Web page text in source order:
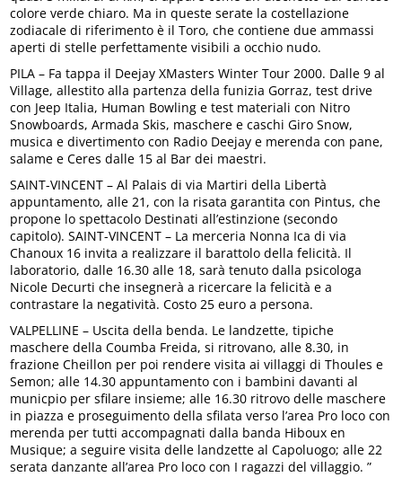
colore verde chiaro. Ma in queste serate la costellazione
zodiacale di riferimento è il Toro, che contiene due ammassi
aperti di stelle perfettamente visibili a occhio nudo.
PILA – Fa tappa il Deejay XMasters Winter Tour 2000. Dalle 9 al
Village, allestito alla partenza della funizia Gorraz, test drive
con Jeep Italia, Human Bowling e test materiali con Nitro
Snowboards, Armada Skis, maschere e caschi Giro Snow,
musica e divertimento con Radio Deejay e merenda con pane,
salame e Ceres dalle 15 al Bar dei maestri.
SAINT-VINCENT – Al Palais di via Martiri della Libertà
appuntamento, alle 21, con la risata garantita con Pintus, che
propone lo spettacolo Destinati all’estinzione (secondo
capitolo). SAINT-VINCENT – La merceria Nonna Ica di via
Chanoux 16 invita a realizzare il barattolo della felicità. Il
laboratorio, dalle 16.30 alle 18, sarà tenuto dalla psicologa
Nicole Decurti che insegnerà a ricercare la felicità e a
contrastare la negatività. Costo 25 euro a persona.
VALPELLINE – Uscita della benda. Le landzette, tipiche
maschere della Coumba Freida, si ritrovano, alle 8.30, in
frazione Cheillon per poi rendere visita ai villaggi di Thoules e
Semon; alle 14.30 appuntamento con i bambini davanti al
municpio per sfilare insieme; alle 16.30 ritrovo delle maschere
in piazza e proseguimento della sfilata verso l’area Pro loco con
merenda per tutti accompagnati dalla banda Hiboux en
Musique; a seguire visita delle landzette al Capoluogo; alle 22
serata danzante all’area Pro loco con I ragazzi del villaggio. ”